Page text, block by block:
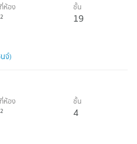
ห้อง
2
ชั้น
19
จ์)
ห้อง
2
ชั้น
4